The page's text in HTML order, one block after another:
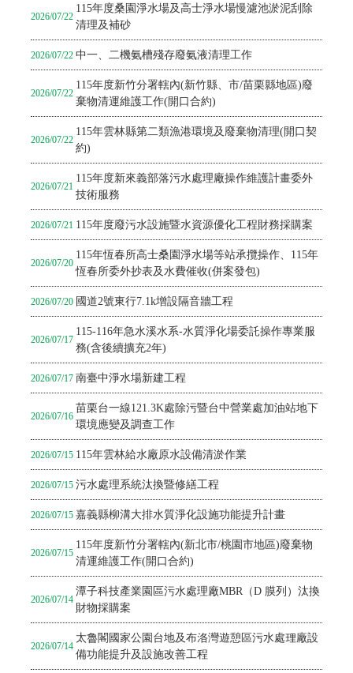
2026/07/22
115年度桑園淨水場及高士淨水場慢濾池淤泥刮除
清理及補砂
2026/07/22 中一、二機氨槽殘存廢氨液清理工作
2026/07/22
115年度新竹分署轄內(新竹縣、市/苗栗縣地區)廢
棄物清運維護工作(開口合約)
2026/07/22
115年雲林縣第二類漁港環境及廢棄物清理(開口契
約)
2026/07/21
115年度新來義部落污水處理廠操作維護計畫委外
技術服務
2026/07/21 115年度廢污水設施暨水資源優化工程財務採購案
2026/07/20
115年恆春所高士桑園淨水場等站承攬操作、115年
恆春所委外抄表及水費催收(併案發包)
2026/07/20 國道2號東行7.1k增設隔音牆工程
2026/07/17
115-116年急水溪水系-水質淨化場委託操作專業服
務(含後續擴充2年)
2026/07/17 南臺中淨水場新建工程
2026/07/16
苗栗台一線121.3K處除污暨台中營業處加油站地下
環境應變及調查工作
2026/07/15 115年雲林給水廠原水設備清淤作業
2026/07/15 污水處理系統汰換暨修繕工程
2026/07/15 嘉義縣柳溝大排水質淨化設施功能提升計畫
2026/07/15
115年度新竹分署轄內(新北市/桃園市地區)廢棄物
清運維護工作(開口合約)
2026/07/14
潭子科技產業園區污水處理廠MBR（D 膜列）汰換
財物採購案
2026/07/14
太魯閣國家公園台地及布洛灣遊憩區污水處理廠設
備功能提升及設施改善工程